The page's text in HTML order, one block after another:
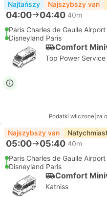
Najtańszy Najszybszy van
04:00 04:40 40m
Paris Charles de Gaulle Airport
Disneyland Paris
Comfort
Top Power Service
Podatki wliczone za
Najszybszy van
05:00 05:40 40m
Paris Charles de Gaulle Airport
Disneyland Paris
Comfort
Katniss